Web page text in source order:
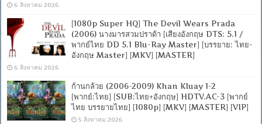
6 สิงหาคม 2026
[1080p Super HQ] The Devil Wears Prada
(2006) นางมารสวมปราด้า [เสียงอังกฤษ DTS: 5.1 /
พากย์ไทย DD 5.1 Blu-Ray Master] [บรรยาย: ไทย-
อังกฤษ Master] [MKV] [MASTER]
6 สิงหาคม 2026
ก้านกล้วย (2006-2009) Khan Kluay 1-2
[พากย์:ไทย] [SUB:ไทย+อังกฤษ] HDTV.AC-3 [พากย์
ไทย บรรยายไทย] [1080p] [MKV] [MASTER] [VIP]
5 สิงหาคม 2026